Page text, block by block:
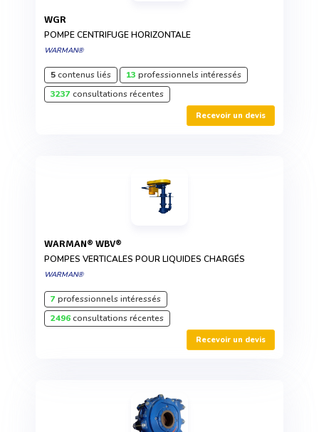
WGR
POMPE CENTRIFUGE HORIZONTALE
WARMAN®
5contenus liés 13 professionnels intéressés
3237consultations récentes
Recevoir un devis
WARMAN® WBV®
POMPES VERTICALES POUR LIQUIDES CHARGÉS
WARMAN®
7professionnels intéressés
2496consultations récentes
Recevoir un devis